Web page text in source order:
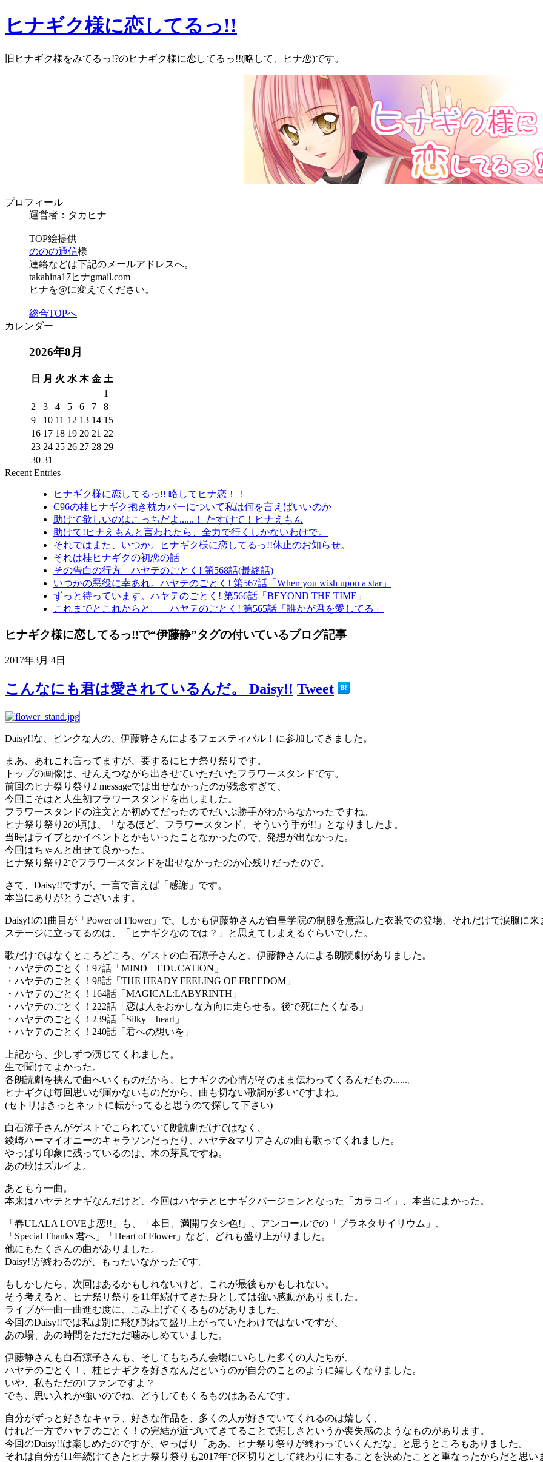
ヒナギク様に恋してるっ!!
旧ヒナギク様をみてるっ!?のヒナギク様に恋してるっ!!(略して、ヒナ恋)です。
プロフィール
運営者：タカヒナ
TOP絵提供
ののの通信様
連絡などは下記のメールアドレスへ。
takahina17ヒナgmail.com
ヒナを@に変えてください。
総合TOPへ
カレンダー
2026年8月
日 月 火 水 木 金 土
1
2
3 4 5 6 7
8
9
10 11 12 13 14 15
16 17 18 19 20 21 22
23 24 25 26 27 28 29
30 31
Recent Entries
ヒナギク様に恋してるっ!! 略してヒナ恋！！
C96の桂ヒナギク抱き枕カバーについて私は何を言えばいいのか
助けて欲しいのはこっちだよ......！ たすけて！ヒナえもん
助けて!ヒナえもんと言われたら、全力で行くしかないわけで。
それではまた、いつか。ヒナギク様に恋してるっ!!休止のお知らせ。
それは桂ヒナギクの初恋の話
その告白の行方 ハヤテのごとく! 第568話(最終話)
いつかの悪役に幸あれ。ハヤテのごとく! 第567話「When you wish upon a star」
ずっと待っています。ハヤテのごとく! 第566話「BEYOND THE TIME」
これまでとこれからと。 ハヤテのごとく! 第565話「誰かが君を愛してる」
ヒナギク様に恋してるっ!!で“伊藤静”タグの付いているブログ記事
2017年3月 4日
こんなにも君は愛されているんだ。 Daisy!! Tweet
Daisy!!な、ピンクな人の、伊藤静さんによるフェスティバル！に参加してきました。
まあ、あれこれ言ってますが、要するにヒナ祭り祭りです。
トップの画像は、せんえつながら出させていただいたフラワースタンドです。
前回のヒナ祭り祭り2 messageでは出せなかったのが残念すぎて、
今回こそはと人生初フラワースタンドを出しました。
フラワースタンドの注文とか初めてだったのでだいぶ勝手がわからなかったですね。
ヒナ祭り祭り2の頃は、「なるほど、フラワースタンド、そういう手が!!」となりましたよ。
当時はライブとかイベントとかもいったことなかったので、発想が出なかった。
今回はちゃんと出せて良かった。
ヒナ祭り祭り2でフラワースタンドを出せなかったのが心残りだったので。
さて、Daisy!!ですが、一言で言えば「感謝」です。
本当にありがとうございます。
Daisy!!の1曲目が「Power of Flower」で、しかも伊藤静さんが白皇学院の制服を意識した衣装での登場、それだけで涙腺に来
ステージに立ってるのは、「ヒナギクなのでは？」と思えてしまえるぐらいでした。
歌だけではなくところどころ、ゲストの白石涼子さんと、伊藤静さんによる朗読劇がありました。
・ハヤテのごとく！97話「MIND EDUCATION」
・ハヤテのごとく！98話「THE HEADY FEELING OF FREEDOM」
・ハヤテのごとく！164話「MAGICAL:LABYRINTH」
・ハヤテのごとく！222話「恋は人をおかしな方向に走らせる。後で死にたくなる」
・ハヤテのごとく！239話「Silky heart」
・ハヤテのごとく！240話「君への想いを」
上記から、少しずつ演じてくれました。
生で聞けてよかった。
各朗読劇を挟んで曲へいくものだから、ヒナギクの心情がそのまま伝わってくるんだもの......。
ヒナギクは毎回思いが届かないものだから、曲も切ない歌詞が多いですよね。
(セトリはきっとネットに転がってると思うので探して下さい)
白石涼子さんがゲストでこられていて朗読劇だけではなく、
綾崎ハーマイオニーのキャラソンだったり、ハヤテ&マリアさんの曲も歌ってくれました。
やっぱり印象に残っているのは、木の芽風ですね。
あの歌はズルイよ。
あともう一曲。
本来はハヤテとナギなんだけど、今回はハヤテとヒナギクバージョンとなった「カラコイ」、本当によかった。
「春ULALA LOVEよ恋!!」も、「本日、満開ワタシ色!」、アンコールでの「プラネタサイリウム」、
「Special Thanks 君へ」「Heart of Flower」など、どれも盛り上がりました。
他にもたくさんの曲がありました。
Daisy!!が終わるのが、もったいなかったです。
もしかしたら、次回はあるかもしれないけど、これが最後もかもしれない。
そう考えると、ヒナ祭り祭りを11年続けてきた身としては強い感動がありました。
ライブが一曲一曲進む度に、こみ上げてくるものがありました。
今回のDaisy!!では私は別に飛び跳ねて盛り上がっていたわけではないですが、
あの場、あの時間をただただ噛みしめていました。
伊藤静さんも白石涼子さんも、そしてもちろん会場にいらした多くの人たちが、
ハヤテのごとく！、桂ヒナギクを好きなんだというのが自分のことのように嬉しくなりました。
いや、私もただの1ファンですよ？
でも、思い入れが強いのでね、どうしてもくるものはあるんです。
自分がずっと好きなキャラ、好きな作品を、多くの人が好きでいてくれるのは嬉しく、
けれど一方でハヤテのごとく！の完結が近づいてきてることで悲しさというか喪失感のようなものがあります。
今回のDaisy!!は楽しめたのですが、やっぱり「ああ、ヒナ祭り祭りが終わっていくんだな」と思うところもありました。
それは自分が11年続けてきたヒナ祭り祭りも2017年で区切りとして終わりにすることを決めたことと重なったからだと思い